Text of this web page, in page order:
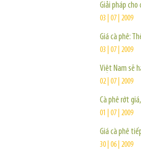
Giải pháp cho
03 | 07 | 2009
Giá cà phê:
03 | 07 | 2009
Việt Nam sẽ
02 | 07 | 2009
Cà phê rớt
01 | 07 | 2009
Giá cà phê
30 | 06 | 2009